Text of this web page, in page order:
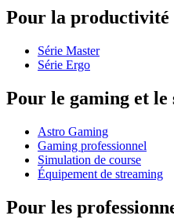
Pour la productivité
Série Master
Série Ergo
Pour le gaming et le
Astro Gaming
Gaming professionnel
Simulation de course
Équipement de streaming
Pour les